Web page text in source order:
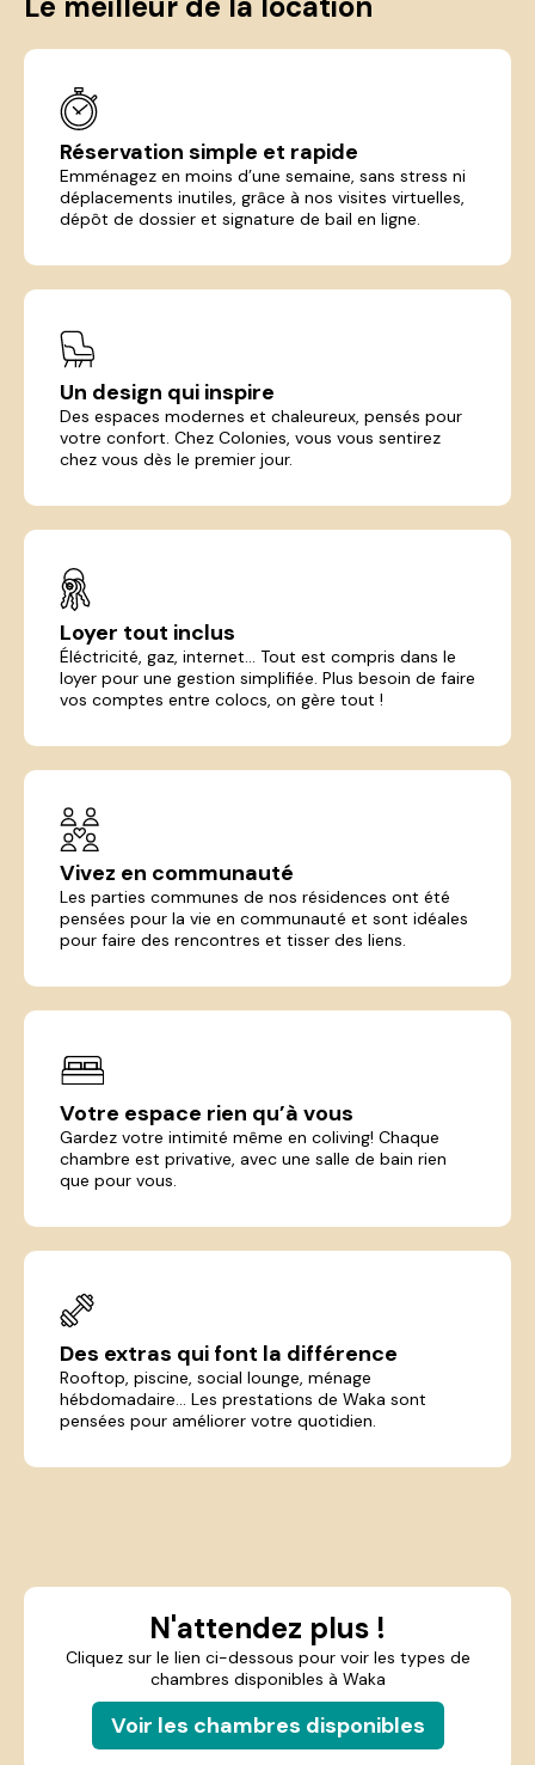
Réservation simple et rapide
Emménagez en moins d’une semaine, sans stress ni
déplacements inutiles, grâce à nos visites virtuelles,
dépôt de dossier et signature de bail en ligne.
Un design qui inspire
Des espaces modernes et chaleureux, pensés pour
votre confort. Chez Colonies, vous vous sentirez
chez vous dès le premier jour.
Loyer tout inclus
Éléctricité, gaz, internet... Tout est compris dans le
loyer pour une gestion simplifiée. Plus besoin de faire
vos comptes entre colocs, on gère tout !
Vivez en communauté
Les parties communes de nos résidences ont été
pensées pour la vie en communauté et sont idéales
pour faire des rencontres et tisser des liens.
Votre espace rien qu’à vous
Gardez votre intimité même en coliving! Chaque
chambre est privative, avec une salle de bain rien
que pour vous.
Des extras qui font la différence
Rooftop, piscine, social lounge, ménage
hébdomadaire... Les prestations de Waka sont
pensées pour améliorer votre quotidien.
N'attendez plus !
Cliquez sur le lien ci-dessous pour voir les types de
chambres disponibles à Waka
Voir les chambres disponibles